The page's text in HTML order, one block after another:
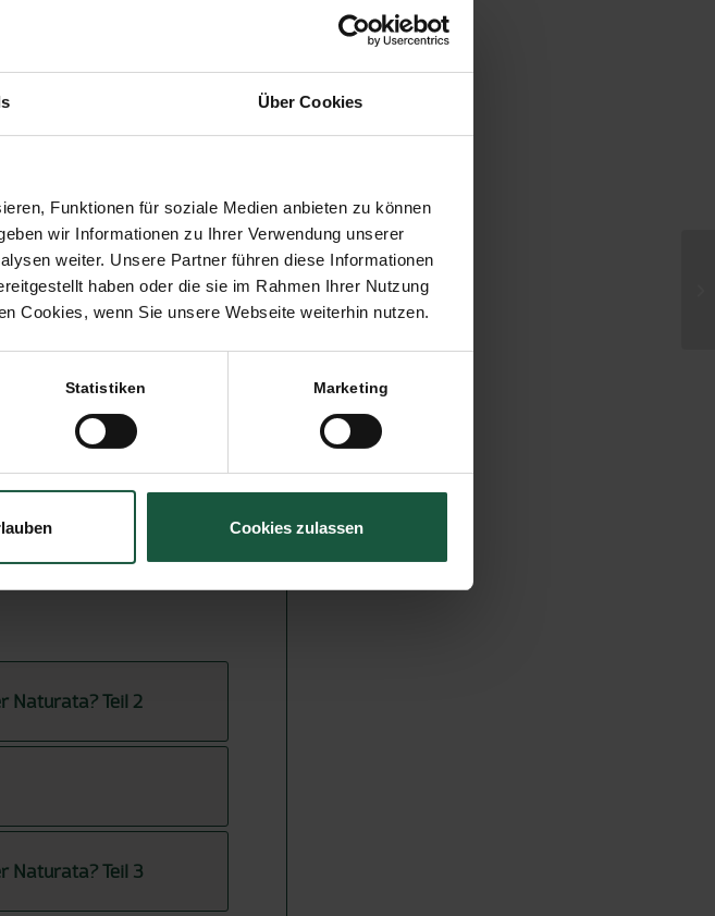
Über Cookies
Funktionen für soziale Medien anbieten zu können
wir Informationen zu Ihrer Verwendung unserer
weiter. Unsere Partner führen diese Informationen
haben oder die sie im Rahmen Ihrer Nutzung
Cookies, wenn Sie unsere Webseite weiterhin nutzen.
Statistiken Marketing
Cookies zulassen
Naturata? Teil 2
Naturata? Teil 3